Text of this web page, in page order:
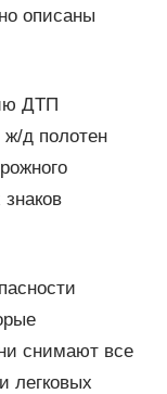
описаны
ДТП
ж/д полотен
снимают все
легковых